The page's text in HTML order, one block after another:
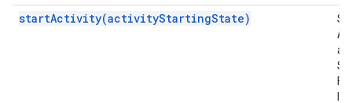
startActivity(activityStartingState)